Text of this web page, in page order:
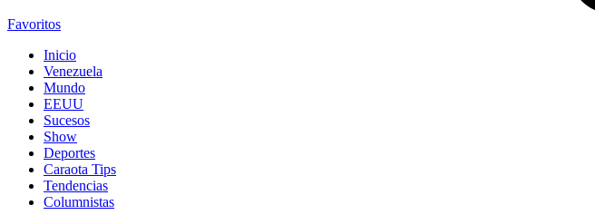
Favoritos
Inicio
Venezuela
Mundo
EEUU
Sucesos
Show
Deportes
Caraota Tips
Tendencias
Columnistas